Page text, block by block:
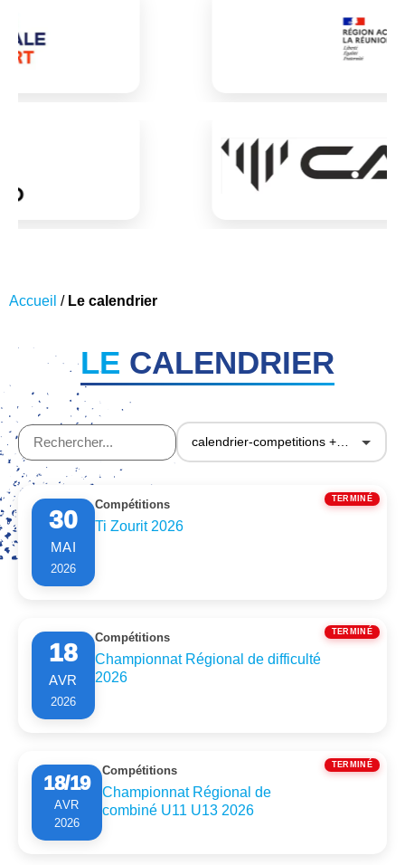
Accueil / Le calendrier
LE CALENDRIER
30
MAI
2026
TERMINÉ
Compétitions
Ti Zourit 2026
18
AVR
2026
TERMINÉ
Compétitions
Championnat Régional de difficulté
2026
18/19
AVR
2026
TERMINÉ
Compétitions
Championnat Régional de
combiné U11 U13 2026